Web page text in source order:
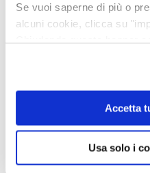
Se vuoi saperne di più o
alcuni cookie, clicca su
Privacy policy
Accetta
Usa solo i
Cavalli da giostra